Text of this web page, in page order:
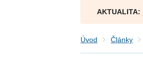
AKTUALITA:
Úvod Články